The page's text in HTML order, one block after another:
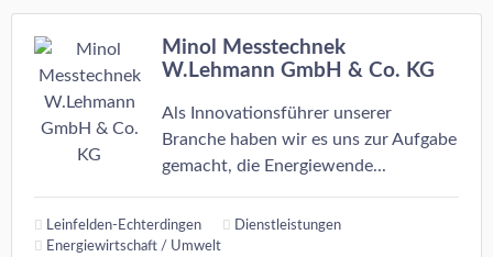
Minol Messtechnek
W.Lehmann GmbH & Co. KG
Als Innovationsführer unserer
Branche haben wir es uns zur Aufgabe
gemacht, die Energiewende...
Leinfelden-Echterdingen
Dienstleistungen
Energiewirtschaft / Umwelt